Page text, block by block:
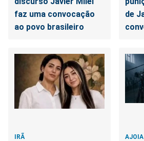
faz uma convocação
ao povo brasileiro
de
IRÃ AJOIA